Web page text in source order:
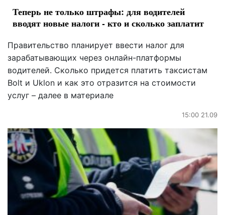
Теперь не только штрафы: для водителей
вводят новые налоги - кто и сколько заплатит
Правительство планирует ввести налог для
зарабатывающих через онлайн-платформы
водителей. Сколько придется платить таксистам
Bolt и Uklon и как это отразится на стоимости
услуг – далее в материале
15:00 21.09